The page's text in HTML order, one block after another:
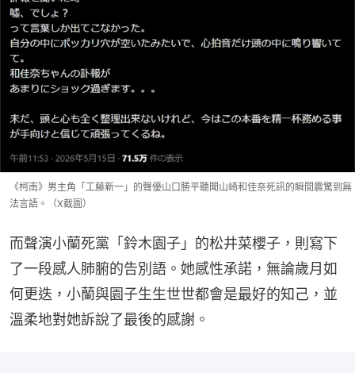
《柯南》男主角「工藤新一」的聲優山口勝平聽聞山崎和佳奈死訊的瞬間震驚到無
法言語。（X截圖）
而聲演小蘭死黨「鈴木園子」的松井菜櫻子，則寫下
了一段感人肺腑的告別語。她感性承諾，無論歲月如
何更迭，小蘭與園子生生世世都會是最好的知己，並
溫柔地對她訴說了最後的感謝。